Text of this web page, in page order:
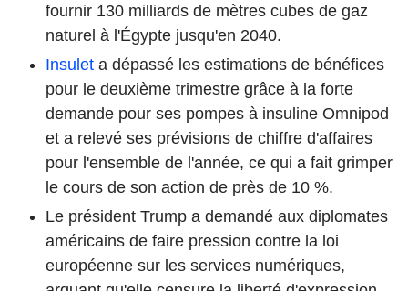
fournir 130 milliards de mètres cubes de gaz
naturel à l'Égypte jusqu'en 2040.
Insulet a dépassé les estimations de bénéfices
pour le deuxième trimestre grâce à la forte
demande pour ses pompes à insuline Omnipod
et a relevé ses prévisions de chiffre d'affaires
pour l'ensemble de l'année, ce qui a fait grimper
le cours de son action de près de 10 %.
Le président Trump a demandé aux diplomates
américains de faire pression contre la loi
européenne sur les services numériques,